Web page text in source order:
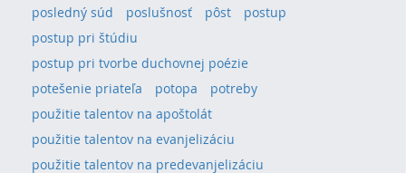
posledný súd
poslušnosť pôst
postup
postup pri štúdiu
postup pri tvorbe duchovnej poézie
potešenie priateľa
potopa
potreby
použitie talentov na apoštolát
použitie talentov na evanjelizáciu
použitie talentov na predevanjelizáciu